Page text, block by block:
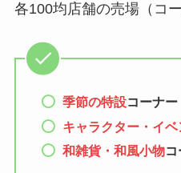
各100均店舗の売場（コ
季節の特設コーナー
キャラクター・イ
和雑貨・和風小物